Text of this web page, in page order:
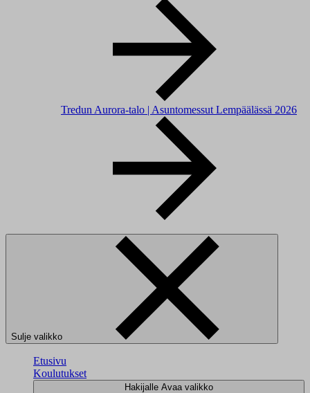
Tredun Aurora-talo | Asuntomessut Lempäälässä 2026
Sulje valikko
Etusivu
Koulutukset
Hakijalle Avaa valikko